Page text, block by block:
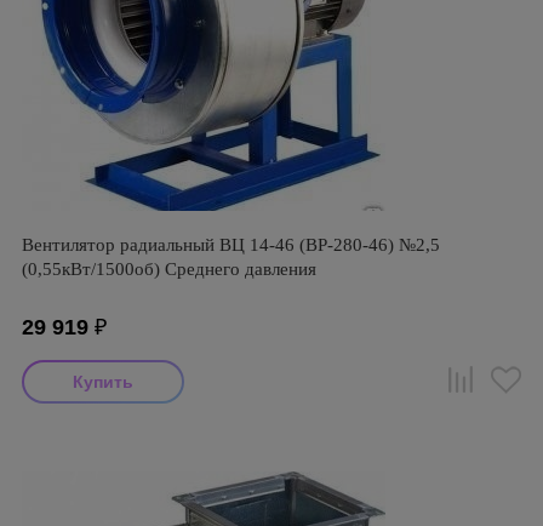
Вентилятор радиальный ВЦ 14-46 (ВР-280-46) №2,5
(0,55кВт/1500об) Среднего давления
29 919 ₽